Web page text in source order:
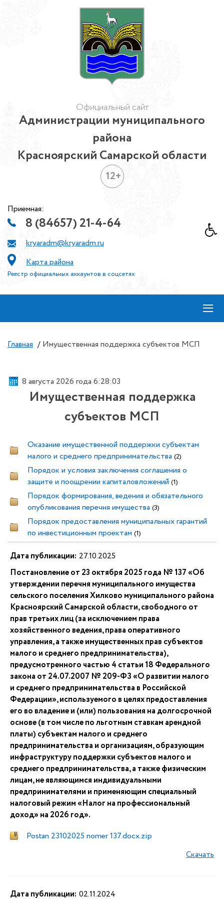
Официальный сайт
Администрации муниципального
района
Красноярский Самарской области
12+
Приемная:
8 (84657) 21-4-64
kryaradm@kryaradm.ru
Карта района
Реестр официальных аккаунтов в соцсетях
≡
Главная / Имущественная поддержка субъектов МСП
8 августа 2026 года 6:28:04
Имущественная поддержка
субъектов МСП
Оказание имущественной поддержки субъектам
малого и среднего предпринимательства (2)
Порядок и условия заключения соглашения о
защите и поощрении капиталовложений (1)
Порядок формирования, ведения и обязательного
опубликования перечня имущества (3)
Порядок предоставления муниципальных гарантий
по инвестиционным проектам (1)
Дата публикации: 27.10.2025
Постановление от 23 октября 2025 года № 137 «Об
утверждении перечня муниципального имущества
сельского поселения Хилково муниципального района
Красноярский Самарской области, свободного от
прав третьих лиц (за исключением права
хозяйственного ведения, права оперативного
управления, а также имущественных прав субъектов
малого и среднего предпринимательства),
предусмотренного частью 4 статьи 18 Федерального
закона от 24.07.2007 № 209-ФЗ «О развитии малого
и среднего предпринимательства в Российской
Федерации», используемого в целях предоставления
его во владение и (или) пользования на долгосрочной
основе (в том числе по льготным ставкам арендной
платы) субъектам малого и среднего
предпринимательства и организациям, образующим
инфраструктуру поддержки субъектов малого и
среднего предпринимательства, а также физическим
лицам, не являющимся индивидуальными
предпринимателями и применяющим специальный
налоговый режим «Налог на профессиональный
доход» на 2026 год».
Postan 23102025 nomer 137.docx.zip
Скачать
Дата публикации: 02.11.2024